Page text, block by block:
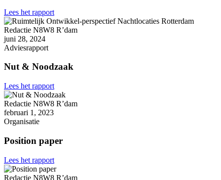
Lees het rapport
Redactie N8W8 R’dam
juni 28, 2024
Adviesrapport
Nut & Noodzaak
Lees het rapport
Redactie N8W8 R’dam
februari 1, 2023
Organisatie
Position paper
Lees het rapport
Redactie N8W8 R’dam